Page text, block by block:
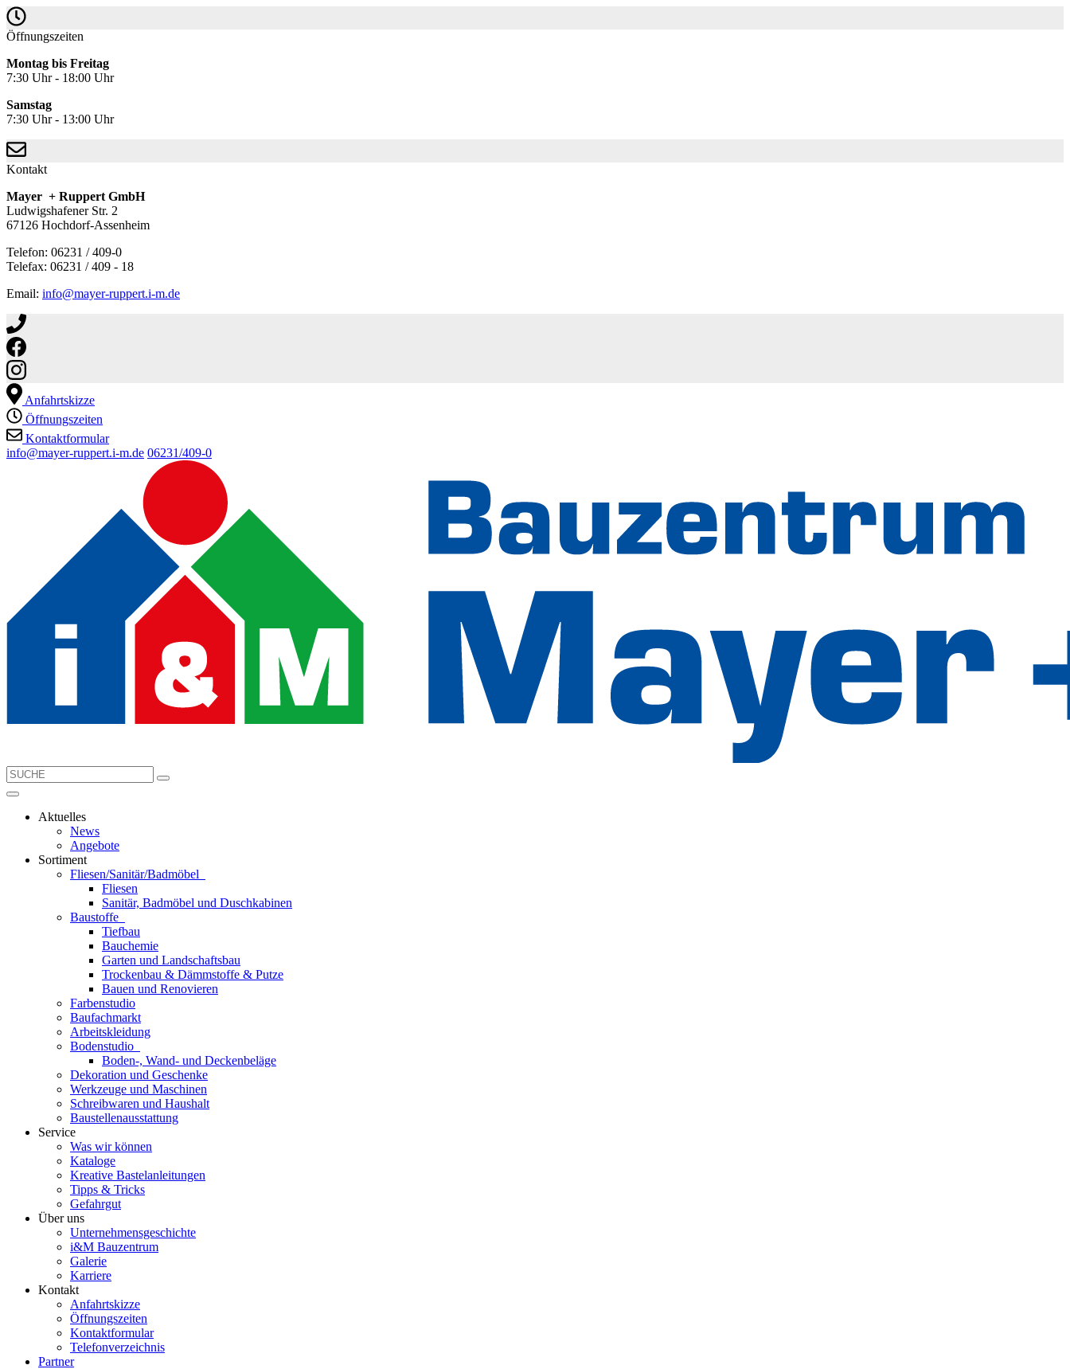
Öffnungszeiten
Montag bis Freitag
7:30 Uhr - 18:00 Uhr
Samstag
7:30 Uhr - 13:00 Uhr
Kontakt
Mayer + Ruppert GmbH
Ludwigshafener Str. 2
67126 Hochdorf-Assenheim
Telefon: 06231 / 409-0
Telefax: 06231 / 409 - 18
Email: info@mayer-ruppert.i-m.de
Anfahrtskizze
Öffnungszeiten
Kontaktformular
info@mayer-ruppert.i-m.de 06231/409-0
Aktuelles
News
Angebote
Sortiment
Fliesen/Sanitär/Badmöbel
Fliesen
Sanitär, Badmöbel und Duschkabinen
Baustoffe
Tiefbau
Bauchemie
Garten und Landschaftsbau
Trockenbau & Dämmstoffe & Putze
Bauen und Renovieren
Farbenstudio
Baufachmarkt
Arbeitskleidung
Bodenstudio
Boden-, Wand- und Deckenbeläge
Dekoration und Geschenke
Werkzeuge und Maschinen
Schreibwaren und Haushalt
Baustellenausstattung
Service
Was wir können
Kataloge
Kreative Bastelanleitungen
Tipps & Tricks
Gefahrgut
Über uns
Unternehmensgeschichte
i&M Bauzentrum
Galerie
Karriere
Kontakt
Anfahrtskizze
Öffnungszeiten
Kontaktformular
Telefonverzeichnis
Partner